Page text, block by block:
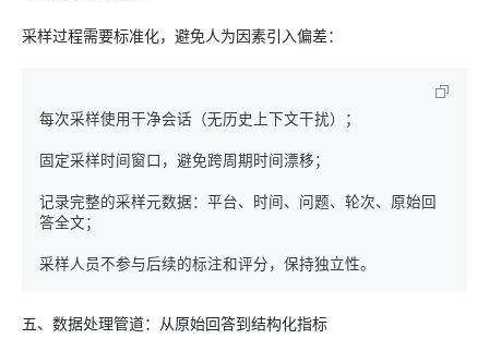
采样过程需要标准化，避免人为因素引入偏差：
每次采样使用干净会话（无历史上下文干扰）；
固定采样时间窗口，避免跨周期时间漂移；
记录完整的采样元数据：平台、时间、问题、轮次、原始回
答全文；
五、数据处理管道：从原始回答到结构化指标